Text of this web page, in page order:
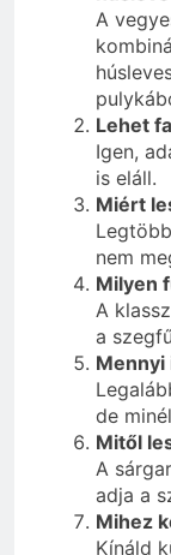
A
Lehet
Igen,
is eláll.
Miért
nem
Milyen
A
a
Mennyi
de
Mitől
A
adja a
Mihez
Kínáld